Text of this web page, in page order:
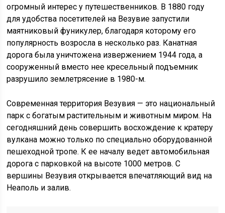
огромный интерес у путешественников. В 1880 году
для удобства посетителей на Везувие запустили
маятниковый фуникулер, благодаря которому его
популярность возросла в несколько раз. Канатная
дорога была уничтожена извержением 1944 года, а
сооруженный вместо нее кресельный подъемник
разрушило землетрясение в 1980-м.
Современная территория Везувия — это национальный
парк с богатым растительным и животным миром. На
сегодняшний день совершить восхождение к кратеру
вулкана можно только по специально оборудованной
пешеходной тропе. К ее началу ведет автомобильная
дорога с парковкой на высоте 1000 метров. С
вершины Везувия открывается впечатляющий вид на
Неаполь и залив.